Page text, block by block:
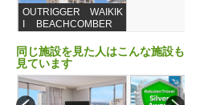
OUTRIGGER WAIKIK
I BEACHCOMBER
同じ施設を見た人はこんな施設も
見ています